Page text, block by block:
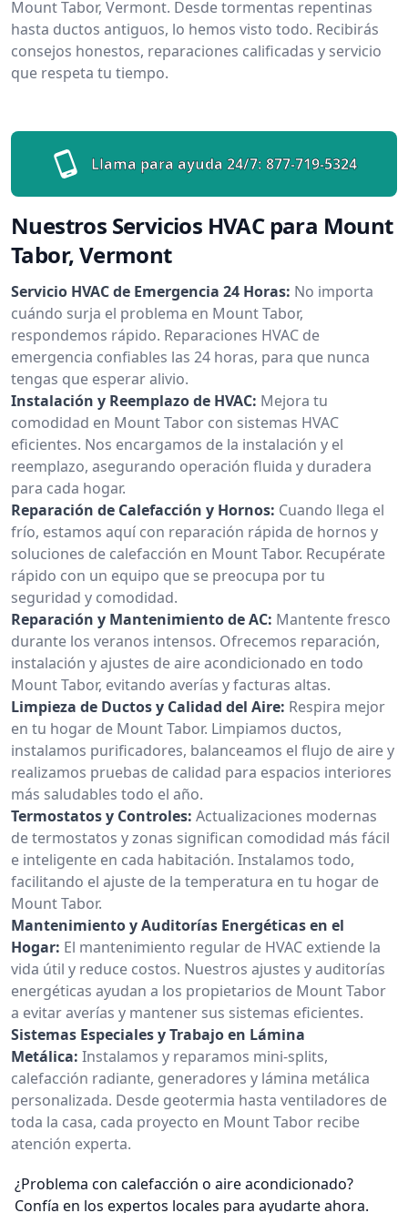
Mount Tabor, Vermont. Desde tormentas repentinas
hasta ductos antiguos, lo hemos visto todo. Recibirás
consejos honestos, reparaciones calificadas y servicio
que respeta tu tiempo.
Llama para ayuda 24/7: 877-719-5324
Nuestros Servicios HVAC para Mount
Tabor, Vermont
Servicio HVAC de Emergencia 24 Horas: No importa
cuándo surja el problema en Mount Tabor,
respondemos rápido. Reparaciones HVAC de
emergencia confiables las 24 horas, para que nunca
tengas que esperar alivio.
Instalación y Reemplazo de HVAC: Mejora tu
comodidad en Mount Tabor con sistemas HVAC
eficientes. Nos encargamos de la instalación y el
reemplazo, asegurando operación fluida y duradera
para cada hogar.
Reparación de Calefacción y Hornos: Cuando llega el
frío, estamos aquí con reparación rápida de hornos y
soluciones de calefacción en Mount Tabor. Recupérate
rápido con un equipo que se preocupa por tu
seguridad y comodidad.
Reparación y Mantenimiento de AC: Mantente fresco
durante los veranos intensos. Ofrecemos reparación,
instalación y ajustes de aire acondicionado en todo
Mount Tabor, evitando averías y facturas altas.
Limpieza de Ductos y Calidad del Aire: Respira mejor
en tu hogar de Mount Tabor. Limpiamos ductos,
instalamos purificadores, balanceamos el flujo de aire y
realizamos pruebas de calidad para espacios interiores
más saludables todo el año.
Termostatos y Controles: Actualizaciones modernas
de termostatos y zonas significan comodidad más fácil
e inteligente en cada habitación. Instalamos todo,
facilitando el ajuste de la temperatura en tu hogar de
Mount Tabor.
Mantenimiento y Auditorías Energéticas en el
Hogar: El mantenimiento regular de HVAC extiende la
vida útil y reduce costos. Nuestros ajustes y auditorías
energéticas ayudan a los propietarios de Mount Tabor
a evitar averías y mantener sus sistemas eficientes.
Sistemas Especiales y Trabajo en Lámina
Metálica: Instalamos y reparamos mini-splits,
calefacción radiante, generadores y lámina metálica
personalizada. Desde geotermia hasta ventiladores de
toda la casa, cada proyecto en Mount Tabor recibe
atención experta.
¿Problema con calefacción o aire acondicionado?
Confía en los expertos locales para ayudarte ahora.